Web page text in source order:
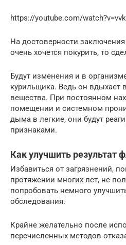
https://youtube.com/
На достоверности
очень хочется покурить, то
Будут изменения и в
курильщика. Ведь он вдыхает
вещества. При постоянном
помещении и системном
дыма в легкие, они будут
признаками.
Как улучшить результат
Избавиться от загрязнений,
протяжении многих лет, не
попробовать немного
обследования.
Крайне желательно после
перечисленных методов